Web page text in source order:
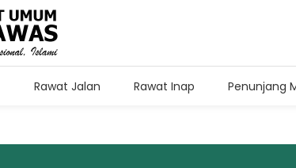
Jam Kunjung Pasien Rawat Inap
Rawat Jalan Rawat Inap Penunjang